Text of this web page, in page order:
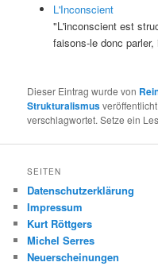
L'Inconscient
"L'inconscient est
faisons-le donc
Dieser Eintrag wurde von
Strukturalismus
verschlagwortet. Setze ein
SEITEN
Datenschutzerklärung
Impressum
Kurt Röttgers
Michel Serres
Neuerscheinungen